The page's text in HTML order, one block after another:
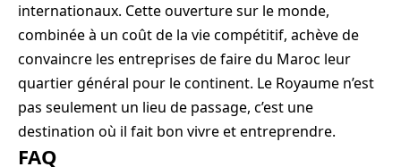
internationaux. Cette ouverture sur le monde,
combinée à un coût de la vie compétitif, achève de
convaincre les entreprises de faire du Maroc leur
quartier général pour le continent. Le Royaume n’est
pas seulement un lieu de passage, c’est une
destination où il fait bon vivre et entreprendre.
FAQ